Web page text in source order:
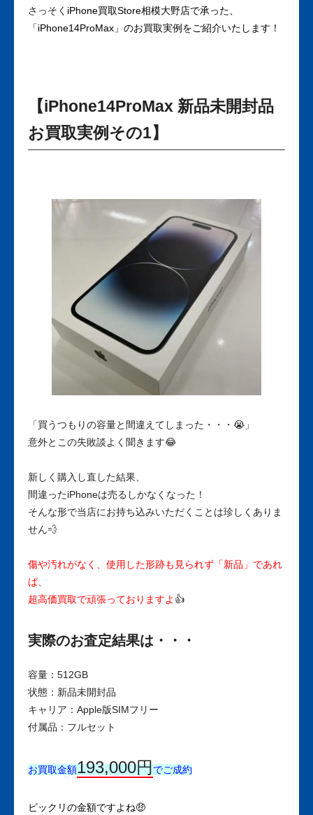
さっそく iPhone買取Store相模大野店で承った、
「iPhone14ProMax」のお買取実例をご紹介いたします！
【iPhone14ProMax 新品未開封品
お買取実例その1】
「買うつもりの容量と間違えてしまった・・・😭」
意外とこの失敗談よく聞きます😂
新しく購入し直した結果、
間違ったiPhoneは売るしかなくなった！
そんな形で当店にお持ち込みいただくことは珍しくありま
せん💨
傷や汚れがなく、使用した形跡も見られず「新品」であれ
ば、
超高価買取で頑張っておりますよ 👍
実際のお査定結果は・・・
容量：512GB
状態：新品未開封品
キャリア：Apple版SIMフリー
付属品：フルセット
お買取金額193,000円でご成約
ビックリの金額ですよね🤑